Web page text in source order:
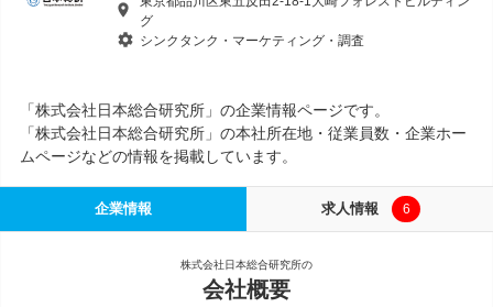
グ
シンクタンク・マーケティング・調査
「株式会社日本総合研究所」の企業情報ページです。
「株式会社日本総合研究所」の本社所在地・従業員数・企業ホー
ムページなどの情報を掲載しています。
企業情報 求人情報 6
株式会社日本総合研究所の
会社概要